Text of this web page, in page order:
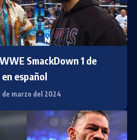
SmackDown 1 de
español
de marzo del 2024